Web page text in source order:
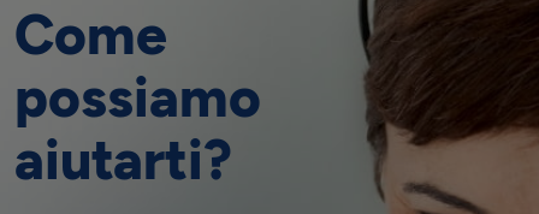
Come
possiamo
aiutarti?